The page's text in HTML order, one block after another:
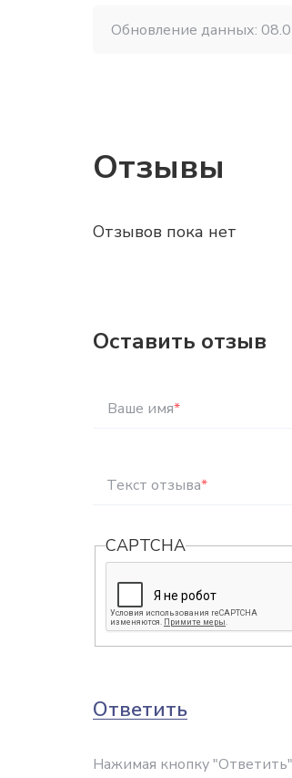
Обновление данных:
Отзывы
Отзывов пока нет
Оставить отзыв
Ваше имя*
Текст отзыва*
CAPTCHA
Ответить
Нажимая кнопку